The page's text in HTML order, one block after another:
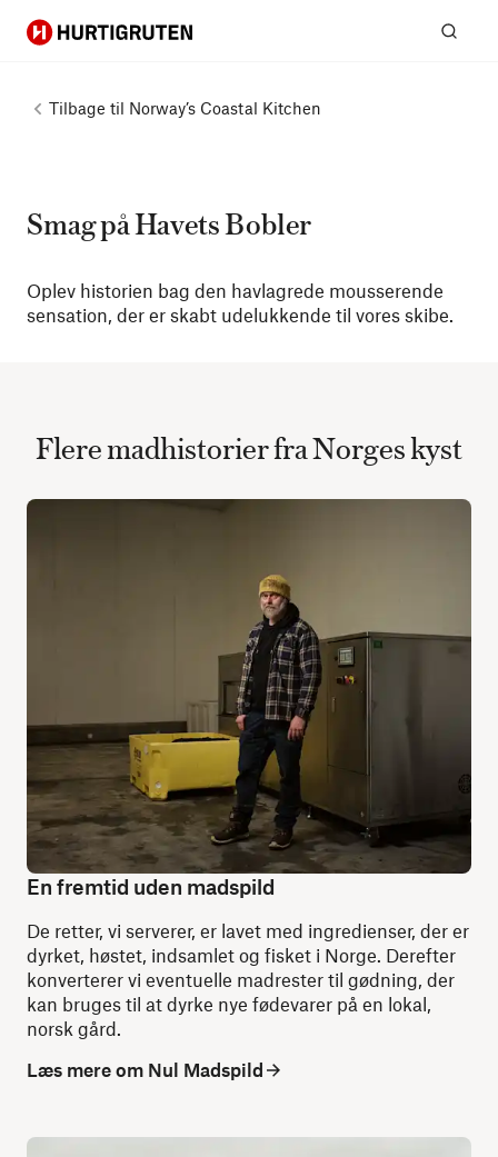
Hurtigruten
Tilbage til Norway’s Coastal Kitchen
Smag på Havets Bobler
Oplev historien bag den havlagrede mousserende
sensation, der er skabt udelukkende til vores skibe.
Flere madhistorier fra Norges kyst
En fremtid uden madspild
De retter, vi serverer, er lavet med ingredienser, der er
dyrket, høstet, indsamlet og fisket i Norge. Derefter
konverterer vi eventuelle madrester til gødning, der
kan bruges til at dyrke nye fødevarer på en lokal,
norsk gård.
Læs mere om Nul Madspild